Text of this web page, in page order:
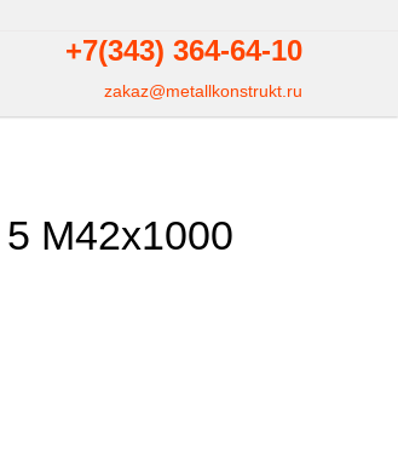
+7(343) 364-64-10
zakaz@metallkonstrukt.ru
М42х1000